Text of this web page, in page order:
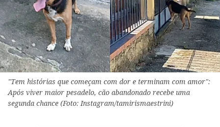
"Tem histórias que começam com dor e terminam com amor":
Após viver maior pesadelo, cão abandonado recebe uma
segunda chance (Foto: Instagram/tamirismaestrini)